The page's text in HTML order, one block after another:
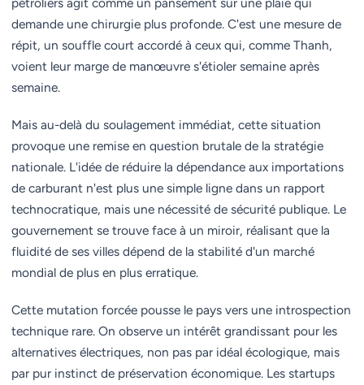
demande une chirurgie plus profonde. C'est une mesure de
répit, un souffle court accordé à ceux qui, comme Thanh,
voient leur marge de manœuvre s'étioler semaine après
semaine.
Mais au-delà du soulagement immédiat, cette situation
provoque une remise en question brutale de la stratégie
nationale. L'idée de réduire la dépendance aux importations
de carburant n'est plus une simple ligne dans un rapport
technocratique, mais une nécessité de sécurité publique. Le
gouvernement se trouve face à un miroir, réalisant que la
fluidité de ses villes dépend de la stabilité d'un marché
mondial de plus en plus erratique.
Cette mutation forcée pousse le pays vers une introspection
technique rare. On observe un intérêt grandissant pour les
alternatives électriques, non pas par idéal écologique, mais
par pur instinct de préservation économique. Les startups